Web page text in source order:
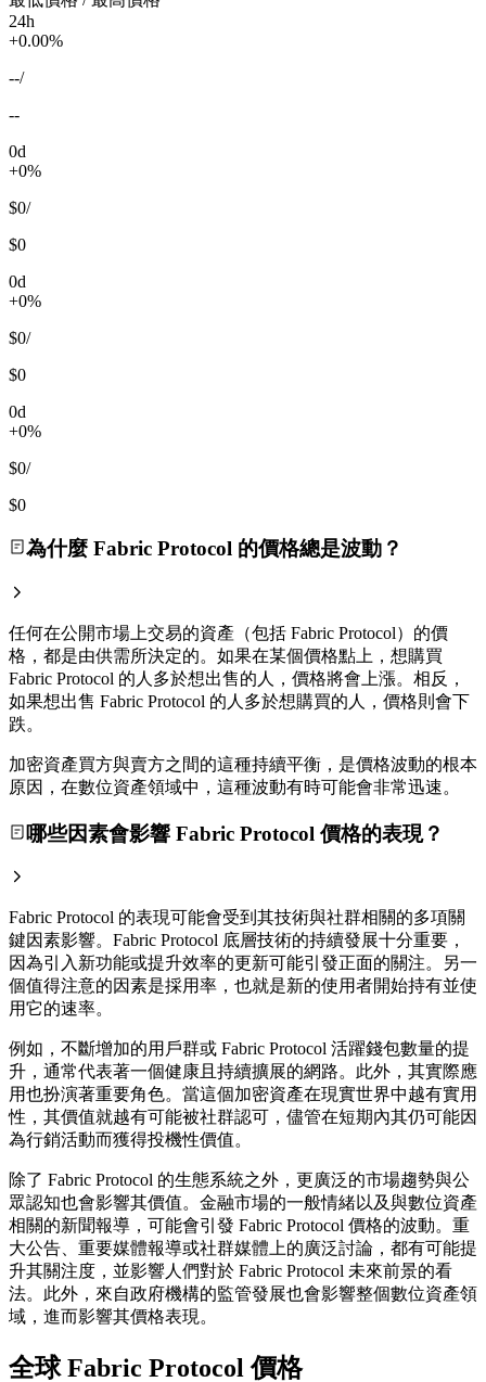
24h
+0.00%
--/
--
0d
+0%
$0/
$0
0d
+0%
$0/
$0
0d
+0%
$0/
$0
為什麼 Fabric Protocol 的價格總是波動？
任何在公開市場上交易的資產（包括 Fabric Protocol）的價
格，都是由供需所決定的。如果在某個價格點上，想購買
Fabric Protocol 的人多於想出售的人，價格將會上漲。相反，
如果想出售 Fabric Protocol 的人多於想購買的人，價格則會下
跌。
加密資產買方與賣方之間的這種持續平衡，是價格波動的根本
原因，在數位資產領域中，這種波動有時可能會非常迅速。
哪些因素會影響 Fabric Protocol 價格的表現？
Fabric Protocol 的表現可能會受到其技術與社群相關的多項關
鍵因素影響。Fabric Protocol 底層技術的持續發展十分重要，
因為引入新功能或提升效率的更新可能引發正面的關注。另一
個值得注意的因素是採用率，也就是新的使用者開始持有並使
用它的速率。
例如，不斷增加的用戶群或 Fabric Protocol 活躍錢包數量的提
升，通常代表著一個健康且持續擴展的網路。此外，其實際應
用也扮演著重要角色。當這個加密資產在現實世界中越有實用
性，其價值就越有可能被社群認可，儘管在短期內其仍可能因
為行銷活動而獲得投機性價值。
除了 Fabric Protocol 的生態系統之外，更廣泛的市場趨勢與公
眾認知也會影響其價值。金融市場的一般情緒以及與數位資產
相關的新聞報導，可能會引發 Fabric Protocol 價格的波動。重
大公告、重要媒體報導或社群媒體上的廣泛討論，都有可能提
升其關注度，並影響人們對於 Fabric Protocol 未來前景的看
法。此外，來自政府機構的監管發展也會影響整個數位資產領
域，進而影響其價格表現。
全球 Fabric Protocol 價格